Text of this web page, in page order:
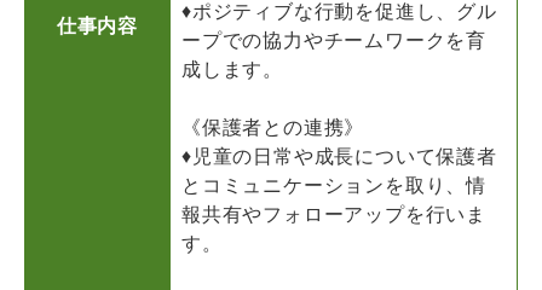
仕事内容
♦ポジティブな行動を促進し、グル
ープでの協力やチームワークを育
成します。
《保護者との連携》
♦児童の日常や成長について保護者
とコミュニケーションを取り、情
報共有やフォローアップを行いま
す。